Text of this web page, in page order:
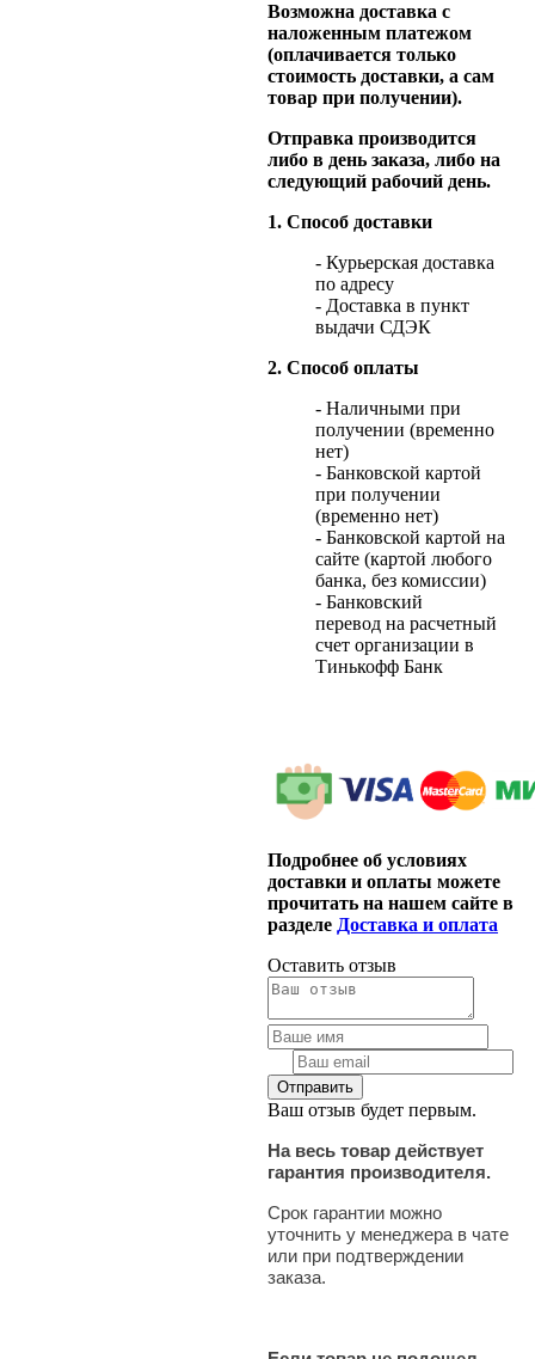
Возможна доставка с
наложенным платежом
(оплачивается только
стоимость доставки, а сам
товар при получении).
Отправка производится
либо в день заказа, либо на
следующий рабочий день.
1. Способ доставки
- Курьерская доставка
по адресу
- Доставка в пункт
выдачи СДЭК
2. Способ оплаты
- Наличными при
получении (временно
нет)
- Банковской картой
при получении
(временно нет)
- Банковской картой на
сайте (картой любого
банка, без комиссии)
- Банковский
перевод на расчетный
счет организации в
Тинькофф Банк
Подробнее об условиях
доставки и оплаты можете
прочитать на нашем сайте в
разделе Доставка и оплата
Оставить отзыв
Ваш отзыв будет первым.
На весь товар действует
гарантия производителя.
Срок гарантии можно
уточнить у менеджера в чате
или при подтверждении
заказа.